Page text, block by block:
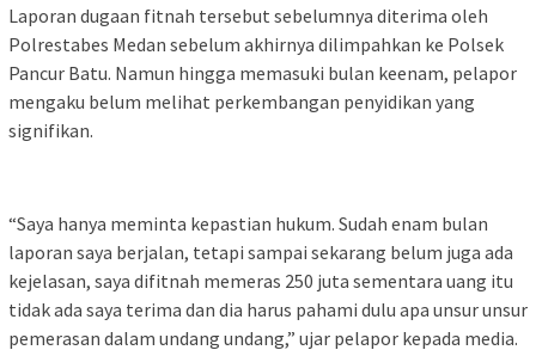
Laporan dugaan fitnah tersebut sebelumnya diterima oleh
Polrestabes Medan sebelum akhirnya dilimpahkan ke Polsek
Pancur Batu. Namun hingga memasuki bulan keenam, pelapor
mengaku belum melihat perkembangan penyidikan yang
signifikan.
“Saya hanya meminta kepastian hukum. Sudah enam bulan
laporan saya berjalan, tetapi sampai sekarang belum juga ada
kejelasan, saya difitnah memeras 250 juta sementara uang itu
tidak ada saya terima dan dia harus pahami dulu apa unsur unsur
pemerasan dalam undang undang,” ujar pelapor kepada media.